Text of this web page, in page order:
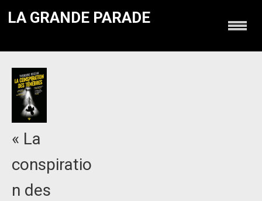
LA GRANDE PARADE
« La
conspiratio
n des